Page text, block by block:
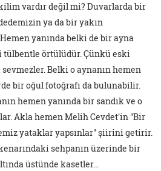
vardır değil mi? Duvarlarda bir
ya da bir yakın
yanında belki de bir ayna
tülbentle örtülüdür. Çünkü eski
Belki o aynanın hemen
bir oğul fotoğrafı da bulunabilir.
hemen yanında bir sandık ve o
Akla hemen Melih Cevdet'in "Bir
yataklar yapsınlar" şiirini getirir.
sehpanın üzerinde bir
üstünde kasetler…